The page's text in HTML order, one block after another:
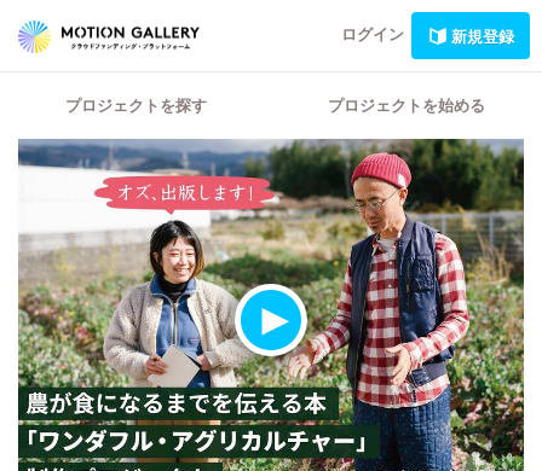
ログイン 新規登録
プロジェクトを探す プロジェクトを始める